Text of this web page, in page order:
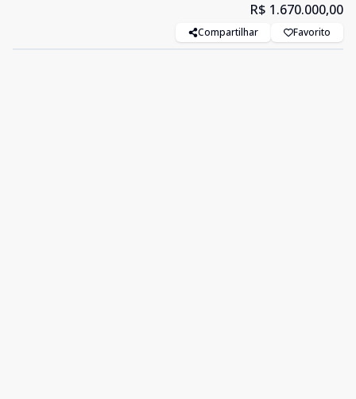
R$ 1.670.000,00
Compartilhar Favorito